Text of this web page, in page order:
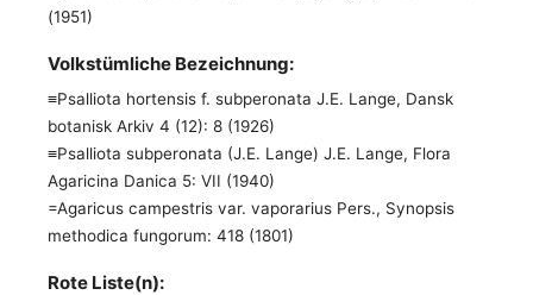
(1951)
Volkstümliche Bezeichnung:
≡Psalliota hortensis f. subperonata J.E. Lange, Dansk
botanisk Arkiv 4 (12): 8 (1926)
≡Psalliota subperonata (J.E. Lange) J.E. Lange, Flora
Agaricina Danica 5: VII (1940)
=Agaricus campestris var. vaporarius Pers., Synopsis
methodica fungorum: 418 (1801)
Rote Liste(n):